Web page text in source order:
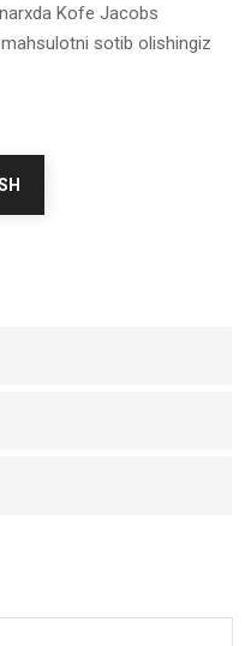
Kofe Jacobs
sotib olishingiz